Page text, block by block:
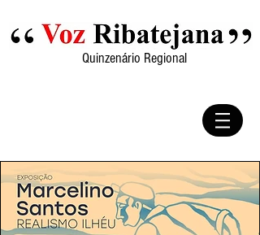
Quinzenário Regional